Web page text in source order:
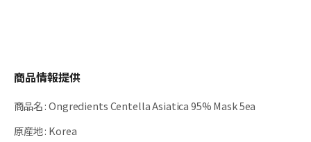
商品情報提供
商品名:Ongredients Centella Asiatica 95% Mask 5ea
原産地: Korea